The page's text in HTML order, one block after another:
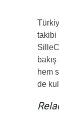
takibi
hem
de